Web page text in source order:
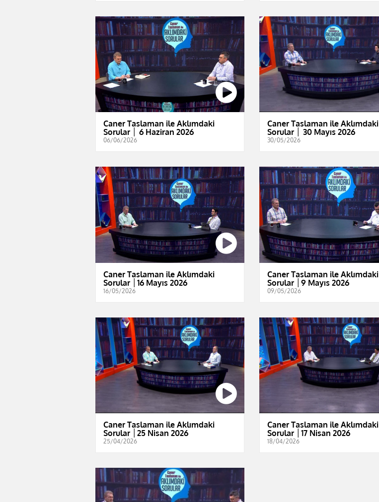
Caner Taslaman ile Aklımdaki
Sorular │ 6 Haziran 2026
06/06/2026
Caner Taslaman ile Aklımdaki
Sorular │ 30 Mayıs 2026
30/05/2026
Caner Taslaman ile Aklımdaki
Sorular │16 Mayıs 2026
16/05/2026
Caner Taslaman ile Aklımdaki
Sorular │9 Mayıs 2026
09/05/2026
Caner Taslaman ile Aklımdaki
Sorular │25 Nisan 2026
25/04/2026
Caner Taslaman ile Aklımdaki
Sorular │17 Nisan 2026
18/04/2026